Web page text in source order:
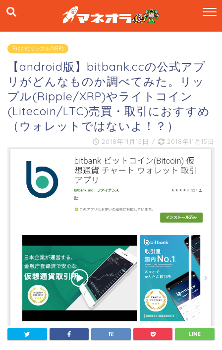
Ripple(リップル/XRP)
【android版】bitbank.ccの公式アプ
リがどんなものか調べてみた。リッ
プル(Ripple/XRP)やライトコイン
(Litecoin/LTC)売買・取引におすすめ
（ウォレットではないよ！？）
2018年11月15日 / 2018年11月15日